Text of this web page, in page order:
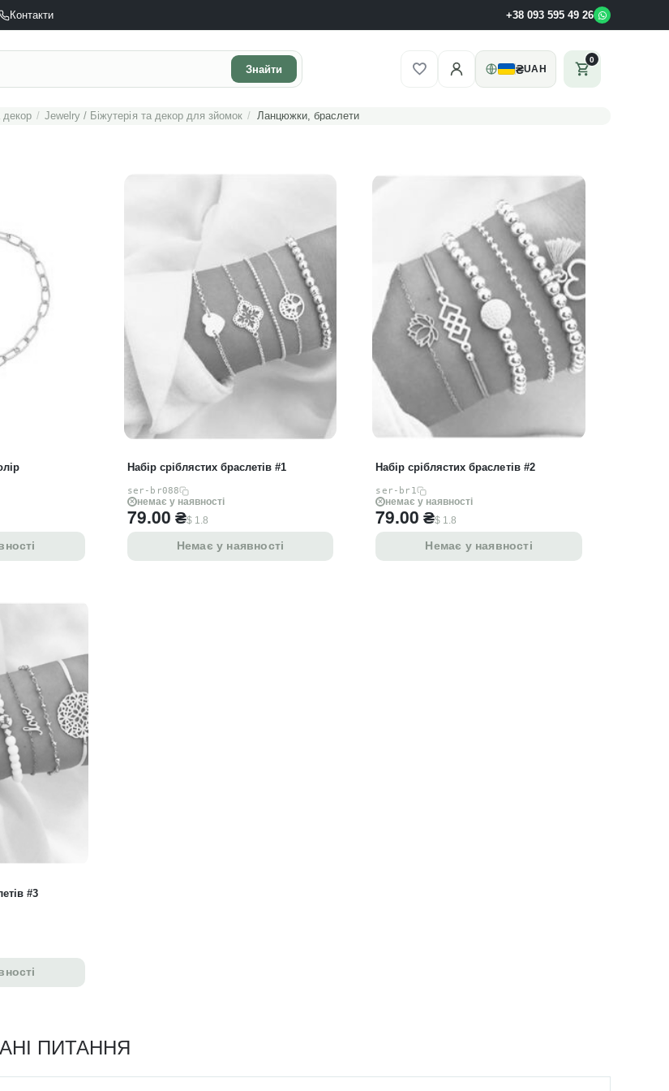
Контакти +38 093 595 49 26
Знайти ₴UAH
0
декор / Jewelry / Біжутерія та декор для зйомок / Ланцюжки, браслети
ПИТАННЯ
немає у наявності
Набір сріблястих браслетів #1
ser-br088
79.00 ₴$ 1.8
Немає у наявності
немає у наявності
Набір сріблястих браслетів #2
ser-br1
79.00 ₴$ 1.8
Немає у наявності
#3